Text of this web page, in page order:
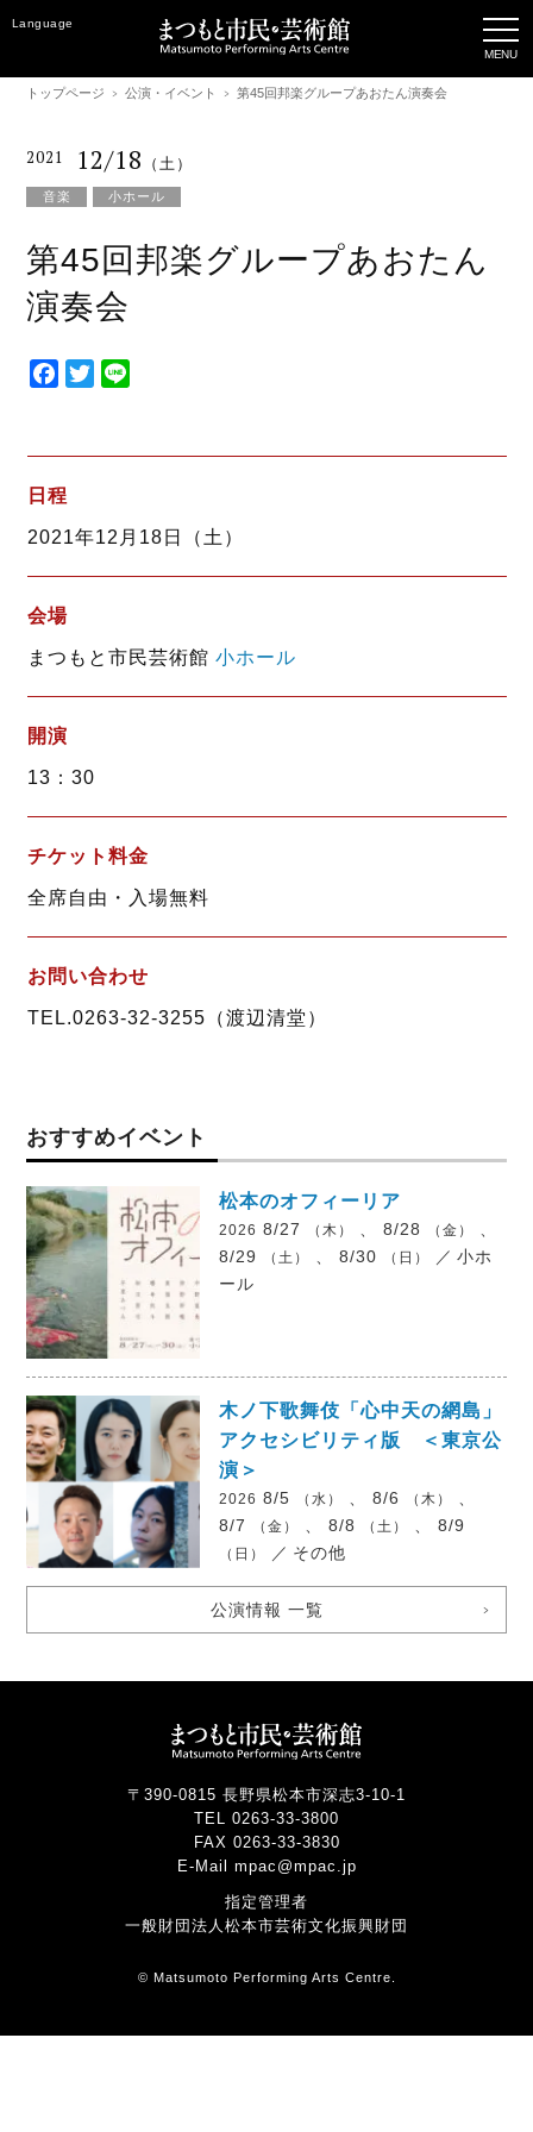
Language
トップページ 公演・イベント 第45回邦楽グループあおたん演奏会
2021 12/18 （土）
音楽 小ホール
第45回邦楽グループあおたん
演奏会
F
e
b
o
k
T
t
r
e
日程
2021年12月18日（土）
会場
まつもと市民芸術館 小ホール
開演
13：30
チケット料金
全席自由・入場無料
お問い合わせ
TEL.0263-32-3255（渡辺清堂）
おすすめイベント
松本のオフィーリア
2026 8/27 （木） 、 8/28 （金）
8/29
（土） 、 8/30 （日） ／ 小ホ
ール
木ノ下歌舞伎「心中天の網島」
アクセシビリティ版 ＜東京公
演＞
2026 8/5 （水） 、 8/6 （木）
8/7
（金） 、 8/8 （土） 、 8/9
（日） ／ その他
公演情報 一覧
〒390-0815 長野県松本市深志3-10-1
TEL 0263-33-3800
FAX 0263-33-3830
E-Mail mpac@mpac.jp
指定管理者
一般財団法人松本市芸術文化振興財団
© Matsumoto Performing Arts Centre.